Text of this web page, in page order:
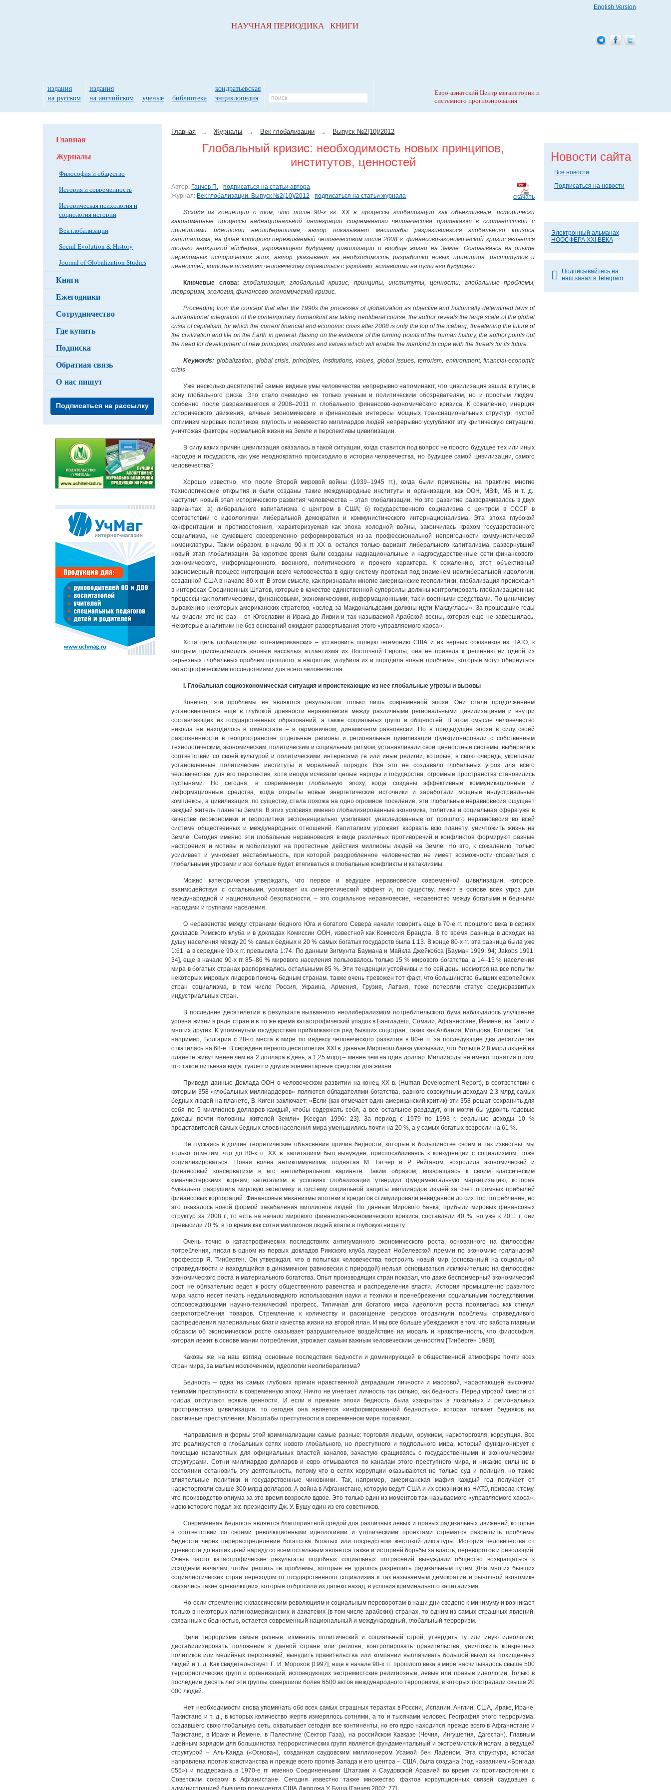
Главная → Журналы → Век глобализации → Выпуск №2(10)/2012
Глобальный кризис: необходимость новых принципов,
институтов, ценностей
скачать
Автор: Ганчев П. -подписаться на статьи автора
Журнал: Век глобализации. Выпуск №2(10)/2012 -подписаться на статьи журнала
Исходя из концепции о том, что после 90-х гг. ХХ в. процессы глобализации как объективные, исторически
закономерные процессы наднациональной интеграции современного человечества протекают в соответствии с
принципами идеологии неолиберализма, автор показывает масштабы разразившегося глобального кризиса
капитализма, на фоне которого переживаемый человечеством после 2008 г. финансово-экономический кризис является
только верхушкой айсберга, угрожающего будущему цивилизации и вообще жизни на Земле. Основываясь на опыте
переломных исторических эпох, автор указывает на необходимость разработки новых принципов, институтов и
ценностей, которые позволят человечеству справиться с угрозами, вставшими на пути его будущего.
Ключевые слова:
глобализация, глобальный кризис, принципы, институты, ценности, глобальные проблемы,
терроризм, экология, финансово-экономический кризис.
Proceeding from the concept that after the 1990s the processes of globalization as objective and historically determined laws of
supranational integration of the contemporary humankind are taking neoliberal course, the author reveals the large scale of the global
crisis of capitalism, for which the current financial and economic crisis after 2008 is only the top of the iceberg, threatening the future of
the civilization and life on the Earth in general. Basing on the evidence of the turning points of the human history, the author points out
the need for development of new principles, institutes and values which will enable the mankind to cope with the threats for its future.
Keywords: globalization, global crisis, principles, institutions, values, global issues, terrorism, environment, financial-economic
crisis
Уже несколько десятилетий самые видные умы человечества непрерывно напоминают, что цивилизация зашла в тупик, в
зону глобального риска. Это стало очевидно не только ученым и политическим обозревателям, но и простым людям,
особенно после разразившегося в 2008–2011 гг. глобального финансово-экономического кризиса. К сожалению, инерция
исторического движения, алчные экономические и финансовые интересы мощных транснациональных структур, пустой
оптимизм мировых политиков, глупость и невежество миллиардов людей непрерывно усугубляют эту критическую ситуацию,
уничтожая факторы нормальной жизни на Земле и перспективы цивилизации.
В силу каких причин цивилизация оказалась в такой ситуации, когда ставится под вопрос не просто будущее тех или иных
народов и государств, как уже неоднократно происходило в истории человечества, но будущее самой цивилизации, самого
человечества?
Хорошо известно, что после Второй мировой войны (1939–1945 гг.), когда были применены на практике многие
технологические открытия и были созданы такие международные институты и организации, как ООН, МВФ, МБ и т. д.,
наступил новый этап исторического развития человечества – этап глобализации. Но это развитие разворачивалось в двух
вариантах: а) либерального капитализма с центром в США; б) государственного социализма с центром в СССР в
соответствии с идеологиями либеральной демократии и коммунистического интернационализма. Эта эпоха глубокой
конфронтации и противостояния, характеризуемая как эпоха холодной войны, закончилась крахом государственного
социализма, не сумевшего своевременно реформироваться из-за профессиональной непригодности коммунистической
номенклатуры. Таким образом, в начале 90-х гг. ХХ в. остался только вариант либерального капитализма, развернувший
новый этап глобализации. За короткое время были созданы наднациональные и надгосударственные сети финансового,
экономического, информационного, военного, политического и прочего характера. К сожалению, этот объективный
закономерный процесс интеграции всего человечества в одну систему протекал под знаменем неолиберальной идеологии,
созданной США в начале 80-х гг. В этом смысле, как признавали многие американские геополитики, глобализация происходит
в интересах Соединенных Штатов, которые в качестве единственной суперсилы должны контролировать глобализационные
процессы как политическими, финансовыми, экономическими, информационными, так и военными средствами. По циничному
выражению некоторых американских стратегов, «вслед за Макдональдсами должны идти Макдугласы». За прошедшие годы
мы видели это не раз – от Югославии и Ирака до Ливии и так называемой Арабской весны, которая еще не завершилась.
Некоторые аналитики не без оснований ожидают развертывания этого «управляемого хаоса».
Хотя цель глобализации «по-американски» – установить полную гегемонию США и их верных союзников из НАТО, к
которым присоединились «новые вассалы» атлантизма из Восточной Европы, она не привела к решению ни одной из
серьезных глобальных проблем прошлого, а напротив, углубила их и породила новые проблемы, которые могут обернуться
катастрофическими последствиями для всего человечества.
І. Глобальная социоэкономическая ситуация и проистекающие из нее глобальные угрозы и вызовы
Конечно, эти проблемы не являются результатом только лишь современной эпохи. Они стали продолжением
установившегося еще в глубокой древности неравновесия между различными региональными цивилизациями и внутри
составляющих их государственных образований, а также социальных групп и общностей. В этом смысле человечество
никогда не находилось в гомеостазе – в гармоничном, динамичном равновесии. Но в предыдущие эпохи в силу своей
разрозненности в геопространстве отдельные регионы и региональные цивилизации функционировали с собственным
технологическим, экономическим, политическим и социальным ритмом, устанавливали свои ценностные системы, выбирали в
соответствии со своей культурой и политическими интересами те или иные религии, которые, в свою очередь, укрепляли
установленные политические институты и моральный порядок. Все это не создавало глобальных угроз для всего
человечества, для его перспектив, хотя иногда исчезали целые народы и государства, огромные пространства становились
пустынями. Но сегодня, в современную глобальную эпоху, когда созданы эффективные коммуникационные и
информационные средства, когда открыты новые энергетические источники и заработали мощные индустриальные
комплексы, а цивилизация, по существу, стала похожа на одно огромное поселение, эти глобальные неравновесия ощущает
каждый житель планеты Земля. В этих условиях именно глобализированные экономика, политика и социальная сфера уже в
качестве геоэкономики и геополитики экспоненциально усиливают унаследованные от прошлого неравновесия во всей
системе общественных и международных отношений. Капитализм угрожает взорвать всю планету, уничтожить жизнь на
Земле. Сегодня именно эти глобальные неравновесия в виде различных противоречий и конфликтов формируют разные
настроения и мотивы и мобилизуют на протестные действия миллионы людей на Земле. Но это, к сожалению, только
усиливает и умножает нестабильность, при которой раздробленное человечество не имеет возможности справиться с
глобальными угрозами и все больше будет втягиваться в глобальные конфликты и катаклизмы.
Можно категорически утверждать, что первое и ведущее неравновесие современной цивилизации, которое,
взаимодействуя с остальными, усиливает их синергетический эффект и, по существу, лежит в основе всех угроз для
международной и национальной безопасности, – это социальное неравновесие, неравенство между богатыми и бедными
народами и группами населения.
О неравенстве между странами бедного Юга и богатого Севера начали говорить еще в 70-е гг. прошлого века в сериях
докладов Римского клуба и в докладах Комиссии ООН, известной как Комиссия Брандта. В то время разница в доходах на
душу населения между 20 % самых бедных и 20 % самых богатых государств была 1:13. В конце 80-х гг. эта разница была уже
1:61, а в середине 90-х гг. превысила 1:74. По данным Зигмунта Баумана и Майкла Джейкобса [Бауман 1999: 94; Jakobs 1991:
34], еще в начале 90-х гг. 85–86 % мирового населения пользовалось только 15 % мирового богатства, а 14–15 % населения
мира в богатых странах распоряжались остальными 85 %. Эти тенденции устойчивы и по сей день, несмотря на все попытки
некоторых мировых лидеров помочь бедным странам. также очень тревожен тот факт, что большинство бывших европейских
стран социализма, в том числе Россия, Украина, Армения, Грузия, Латвия, тоже потеряли статус среднеразвитых
индустриальных стран.
В последние десятилетия в результате вызванного неолиберализмом потребительского бума наблюдалось улучшение
уровня жизни в ряде стран и в то же время катастрофический упадок в Бангладеш, Сомали, Афганистане, Йемене, на Гаити и
многих других. К упомянутым государствам приближаются ряд бывших соцстран, таких как Албания, Молдова, Болгария. Так,
например, Болгария с 28-го места в мире по индексу человеческого развития в 80-е гг. за последующие два десятилетия
откатилась на 68-е. В середине первого десятилетия XXI в. данные Мирового банка указывали, что больше 2,8 млрд людей на
планете живут менее чем на 2 доллара в день, а 1,25 млрд – менее чем на один доллар. Миллиарды не имеют понятия о том,
что такое питьевая вода, туалет и другие элементарные средства для жизни.
Приведя данные Доклада ООН о человеческом развитии на конец ХХ в. (Human Development Report), в соответствии с
которым 358 «глобальных миллиардеров» являются обладателями богатства, равного совокупным доходам 2,3 млрд самых
бедных людей на планете, В. Киген заключает: «Если (как отмечает один американский критик) эти 358 решат сохранить для
себя по 5 миллионов долларов каждый, чтобы содержать себя, а все остальное раздадут, они могли бы удвоить годовые
доходы почти половины жителей Земли» [Keegan 1996: 23]. За период с 1979 по 1993 г. реальные доходы 10 %
представителей самых бедных слоев населения мира уменьшились почти на 20 %, а у самых богатых возросли на 61 %.
Не пускаясь в долгие теоретические объяснения причин бедности, которые в большинстве своем и так известны, мы
только отметим, что до 80-х гг. ХХ в. капитализм был вынужден, приспосабливаясь к конкуренции с социализмом, тоже
социализироваться. Новая волна антикоммунизма, поднятая М. Тэтчер и Р. Рейганом, возродила экономический и
финансовый консерватизм в его неолиберальном варианте. Таким образом, возвращаясь к своим классическим
«манчестерским» корням, капитализм в условиях глобализации утвердил фундаментальную маркетизацию, которая
буквально разрушила мировую экономику и систему социальной защиты миллиардов людей за счет огромных прибылей
финансовых корпораций. Финансовые механизмы ипотеки и кредитов стимулировали невиданное до сих пор потребление, но
это оказалось новой формой закабаления миллионов людей. По данным Мирового банка, прибыли мировых финансовых
структур за 2008 г., то есть на начало мирового финансово-экономического кризиса, составляли 40 %, но уже к 2011 г. они
превысили 70 %, в то время как сотни миллионов людей впали в глубокую нищету.
Очень точно о катастрофических последствиях антигуманного экономического роста, основанного на философии
потребления, писал в одном из первых докладов Римского клуба лауреат Нобелевской премии по экономике голландский
профессор Я. Тинберген. Он утверждал, что в попытках человечества построить новый мир (основанный на социальной
справедливости и находящийся в динамичном равновесии с природой) нельзя основываться исключительно на философии
экономического роста и материального богатства. Опыт производящих стран показал, что даже беспримерный экономический
рост не обязательно ведет к росту общественного равенства и распределения власти. История промышленно развитого
мира часто несет печать недальновидного использования науки и техники и пренебрежения социальными последствиями,
сопровождающими научно-технический прогресс. Типичная для богатого мира идеология роста проявилась как стимул
сверхпотребления товаров. Стремление к количеству и расхищение ресурсов отодвинули проблемы справедливого
распределения материальных благ и качества жизни на второй план. И мы все больше убеждаемся в том, что забота главным
образом об экономическом росте оказывает разрушительное воздействие на мораль и нравственность, что философия,
которая лежит в основе мании потребления, угрожает самым важным человеческим ценностям [Тинберген 1980].
Каковы же, на наш взгляд, основные последствия бедности и доминирующей в общественной атмосфере почти всех
стран мира, за малым исключением, идеологии неолиберализма?
Бедность – одна из самых глубоких причин нравственной деградации личности и массовой, нарастающей высокими
темпами преступности в современную эпоху. Ничто не угнетает личность так сильно, как бедность. Перед угрозой смерти от
голода отступают всякие ценности. И если в прежние эпохи бедность была «закрыта» в локальных и региональных
пространствах цивилизации, то сегодня она является «информированной бедностью», которая толкает бедняков на
различные преступления. Масштабы преступности в современном мире поражают.
Направления и формы этой криминализации самые разные: торговля людьми, оружием, наркоторговля, коррупция. Все
это реализуется в глобальных сетях нового глобального, но преступного и подпольного мира, который функционирует с
помощью незаметных для официальных властей каналов, зачастую сращиваясь с государственными и экономическими
структурами. Сотни миллиардов долларов и евро отмываются по каналам этого преступного мира, и никакие силы не в
состоянии остановить эту деятельность, потому что в сетях коррупции оказываются не только суд и полиция, но также
влиятельные политики и государственные чиновники. Так, например, американская мафия каждый год получает от
наркоторговли свыше 300 млрд долларов. А война в Афганистане, которую ведут США и их союзники из НАТО, привела к тому,
что производство опиума за это время возросло вдвое. Это только один из моментов так называемого «управляемого хаоса»,
идею которого подал экс-президенту Дж. У. Бушу один из его советников.
Современная бедность является благоприятной средой для различных левых и правых радикальных движений, которые
в соответствии со своими революционными идеологиями и утопическими проектами стремятся разрешить проблемы
бедности через перераспределение богатства богатых или посредством жестокой диктатуры. История человечества от
древности до наших дней наряду со всем остальным является также и историей борьбы за власть, переворотов и революций.
Очень часто катастрофические результаты подобных социальных потрясений вынуждали общество возвращаться к
исходным началам, чтобы решить те проблемы, которые не удалось разрешить радикальным путем. Для многих бывших
социалистических стран переходом от государственного социализма к так называемым демократии и рыночной экономике
оказались такие «революции», которые отбросили их далеко назад, в условия криминального капитализма.
Но если стремление к классическим революциям и социальным переворотам в наши дни сведено к минимуму и возникает
только в некоторых латиноамериканских и азиатских (в том числе арабских) странах, то одним из самых страшных явлений,
связанных с бедностью, остается современный национальный и международный, глобальный терроризм.
Цели терроризма самые разные: изменить политический и социальный строй, утвердить ту или иную идеологию,
дестабилизировать положение в данной стране или регионе, контролировать правительства, уничтожить конкретных
политиков или медийных персонажей, вынудить правительства или компании выплачивать большой выкуп за похищенных
людей и т. д. Как свидетельствует Г. И. Морозов [1997], еще в начале 90-х гг. прошлого века в мире насчитывалось свыше 500
террористических групп и организаций, исповедующих экстремистские религиозные, левые или правые идеологии. Только в
последние десять лет эти группы совершили более 6500 актов международного терроризма, в которых пострадали свыше 20
000 людей.
Нет необходимости снова упоминать обо всех самых страшных терактах в России, Испании, Англии, США, Ираке, Иране,
Пакистане и т. д., в которых количество жертв измерялось сотнями, а то и тысячами человек. География этого терроризма,
создавшего свою глобальную сеть, охватывает сегодня все континенты, но его ядро находится прежде всего в Афганистане и
Пакистане, в Ираке и Йемене, в Палестине (Сектор Газа), на российском Кавказе (Чечня, Ингушетия, Дагестан). Главным
идейным зарядом для большинства террористических групп является фундаментальный и экстремистский ислам, а ведущей
структурой – Аль-Каида («Основа»), созданная саудовским миллионером Усамой бен Ладеном. Эта структура, которая
направлена против христианства и прежде всего против Запада и его центра – США, была создана (под названием «Бригада
055») и поддержана в 1970-е гг. именно Соединенными Штатами и Саудовской Аравией во время их противостояния с
Советским союзом в Афганистане. Сегодня известно также множество фактов коррупционных связей саудовцев с
администрацией бывшего президента США Джорджа У. Буша [Ганчев 2002: 77].
Главная
Журналы
Философия и общество
История и современность
Историческая психология и
социология истории
Век глобализации
Social Evolution & History
Journal of Globalization Studies
Книги
Ежегодники
Сотрудничество
Где купить
Подписка
Обратная связь
О нас пишут
Подписаться на рассылку
Новости сайта
Все новости
Подписаться на новости
Электронный альманах
НООСФЕРА XXI ВЕКА
Подписывайтесь на
наш канал в Telegram
НАУЧНАЯ ПЕРИОДИКА КНИГИ
издания
на русском
издания
на английском
ученые библиотека
кондратьевская
энциклопедия
Евро-азиатский Центр мегаистории и
системного прогнозирования
English Version